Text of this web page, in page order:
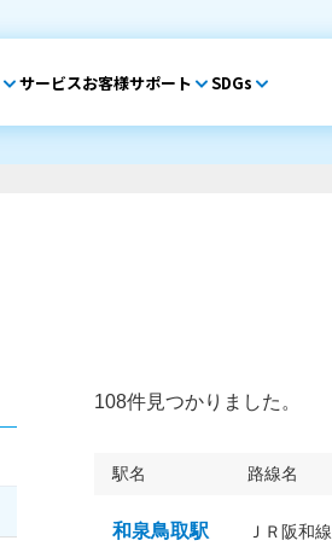
サービスお客様サポート SDGs
108件見つかりました。
駅名 路線名
和泉鳥取駅 ＪＲ阪和線